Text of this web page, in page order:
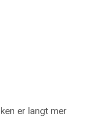
er langt mer